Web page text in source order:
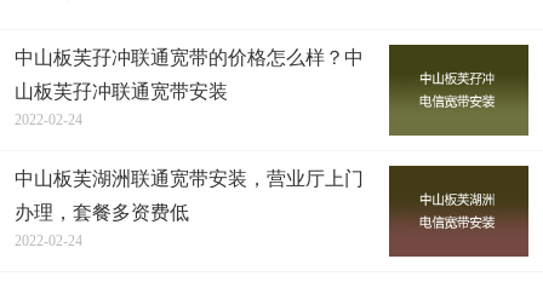
中山板芙孖冲联通宽带的价格怎么样？中
山板芙孖冲联通宽带安装
2022-02-24
中山板芙湖洲联通宽带安装，营业厅上门
办理，套餐多资费低
2022-02-24